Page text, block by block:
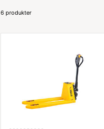
6 produkter